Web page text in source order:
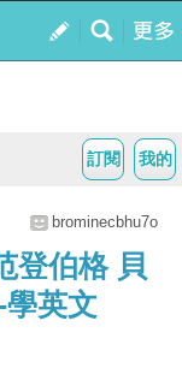
我的
訂閱
brominecbhu7o
登伯格 貝
英文